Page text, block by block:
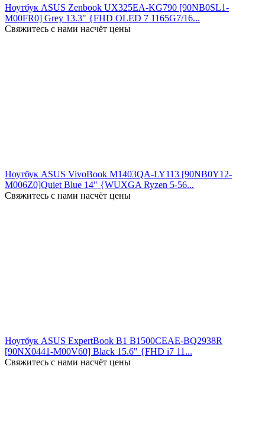
Ноутбук ASUS Zenbook UX325EA-KG790 [90NB0SL1-
M00FR0] Grey 13.3" {FHD OLED 7 1165G7/16...
Свяжитесь с нами насчёт цены
Ноутбук ASUS VivoBook M1403QA-LY113 [90NB0Y12-
M006Z0]Quiet Blue 14" {WUXGA Ryzen 5-56...
Свяжитесь с нами насчёт цены
Ноутбук ASUS ExpertBook B1 B1500CEAE-BQ2938R
[90NX0441-M00V60] Black 15.6" {FHD i7 11...
Свяжитесь с нами насчёт цены